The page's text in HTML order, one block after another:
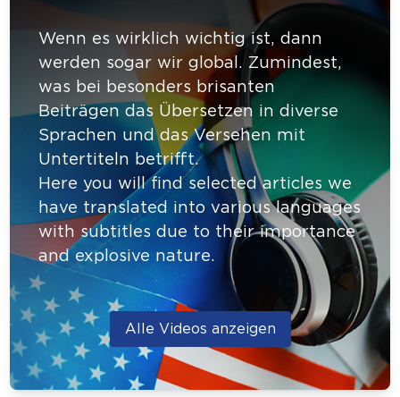
Wenn es wirklich wichtig ist, dann
werden sogar wir global. Zumindest,
was bei besonders brisanten
Beiträgen das Übersetzen in diverse
Sprachen und das Versehen mit
Untertiteln betrifft.
Here you will find selected articles we
have translated into various languages
with subtitles due to their importance
and explosive nature.
Alle Videos anzeigen